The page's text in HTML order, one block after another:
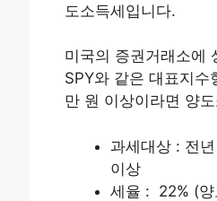
도소득세입니다.
미국의 증권거래소에
SPY와 같은 대표지
만 원 이상이라면 양
과세대상 : 전
이상
세율 : 22% (양